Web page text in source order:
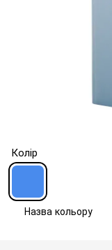
Колір
Назва кольору